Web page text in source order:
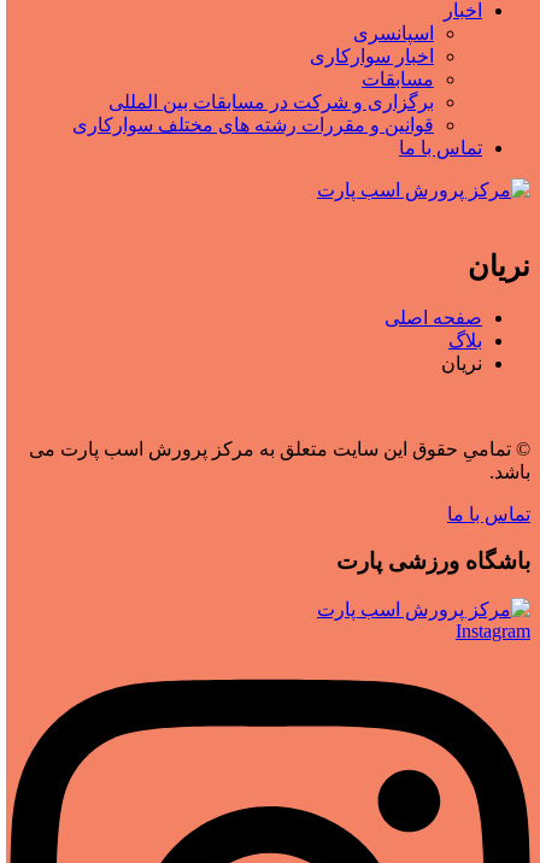
اخبار
اسپانسری
اخبار سوارکاری
مسابقات
برگزاری و شرکت در مسابقات بین المللی
قوانین و مقررات رشته های مختلف سوارکاری
تماس با ما
نریان
صفحه اصلی
بلاگ
نریان
© تمامیِ حقوق این سایت متعلق به مرکز پرورش اسب پارت می
باشد.
تماس با ما
باشگاه ورزشی پارت
Instagram